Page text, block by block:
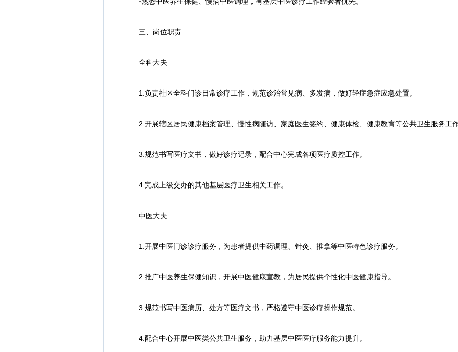
三、岗位职责
全科大夫
1.负责社区全科门诊日常诊疗工作，规范诊治常见病、多发病，做好轻症急症应急处置。
2.开展辖区居民健康档案管理、慢性病随访、家庭医生签约、健康体检、健康教育等公共卫生服务工
3.规范书写医疗文书，做好诊疗记录，配合中心完成各项医疗质控工作。
4.完成上级交办的其他基层医疗卫生相关工作。
中医大夫
1.开展中医门诊诊疗服务，为患者提供中药调理、针灸、推拿等中医特色诊疗服务。
2.推广中医养生保健知识，开展中医健康宣教，为居民提供个性化中医健康指导。
3.规范书写中医病历、处方等医疗文书，严格遵守中医诊疗操作规范。
4.配合中心开展中医类公共卫生服务，助力基层中医医疗服务能力提升。